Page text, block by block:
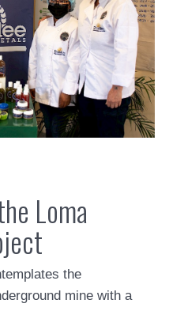
Loma
the
mine with a